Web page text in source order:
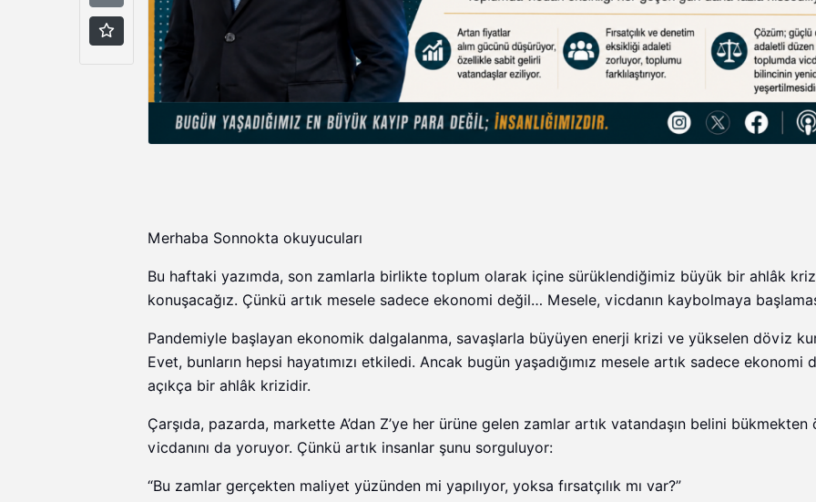
Merhaba Sonnokta okuyucuları⁠
Bu haftaki yazımda, son zamlarla birlikte toplum olarak içine sürüklendiğimiz büyük bir ahlâk
konuşacağız. Çünkü artık mesele sadece ekonomi değil… Mesele, vicdanın kaybolmaya
Pandemiyle başlayan ekonomik dalgalanma, savaşlarla büyüyen enerji krizi ve yükselen döviz
Evet, bunların hepsi hayatımızı etkiledi. Ancak bugün yaşadığımız mesele artık sadece ekonomi
açıkça bir ahlâk krizidir.
Çarşıda, pazarda, markette A’dan Z’ye her ürüne gelen zamlar artık vatandaşın belini bükmekten
vicdanını da yoruyor. Çünkü artık insanlar şunu sorguluyor:
“Bu zamlar gerçekten maliyet yüzünden mi yapılıyor, yoksa fırsatçılık mı var?”